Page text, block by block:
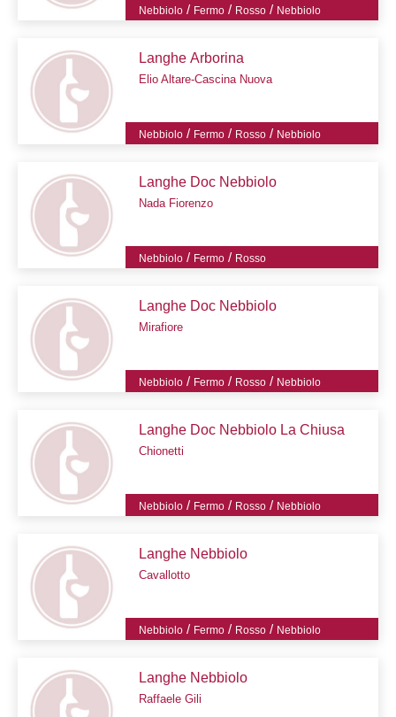
Nebbiolo / Fermo / Rosso / Nebbiolo
Langhe Arborina
Elio Altare-Cascina Nuova
Nebbiolo / Fermo / Rosso / Nebbiolo
Langhe Doc Nebbiolo
Nada Fiorenzo
Nebbiolo / Fermo / Rosso
Langhe Doc Nebbiolo
Mirafiore
Nebbiolo / Fermo / Rosso / Nebbiolo
Langhe Doc Nebbiolo La Chiusa
Chionetti
Nebbiolo / Fermo / Rosso / Nebbiolo
Langhe Nebbiolo
Cavallotto
Nebbiolo / Fermo / Rosso / Nebbiolo
Langhe Nebbiolo
Raffaele Gili